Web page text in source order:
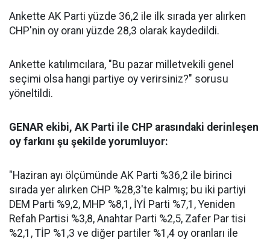
Ankette AK Parti yüzde 36,2 ile ilk sırada yer alırken
CHP'nin oy oranı yüzde 28,3 olarak kaydedildi.
Ankette katılımcılara, "Bu pazar milletvekili genel
seçimi olsa hangi partiye oy verirsiniz?" sorusu
yöneltildi.
GENAR ekibi, AK Parti ile CHP arasındaki derinleşen
oy farkını şu şekilde yorumluyor:
"Haziran ayı ölçümünde AK Parti %36,2 ile birinci
sırada yer alırken CHP %28,3'te kalmış; bu iki partiyi
DEM Parti %9,2, MHP %8,1, İYİ Parti %7,1, Yeniden
Refah Partisi %3,8, Anahtar Parti %2,5, Zafer Par tisi
%2,1, TİP %1,3 ve diğer partiler %1,4 oy oranları ile